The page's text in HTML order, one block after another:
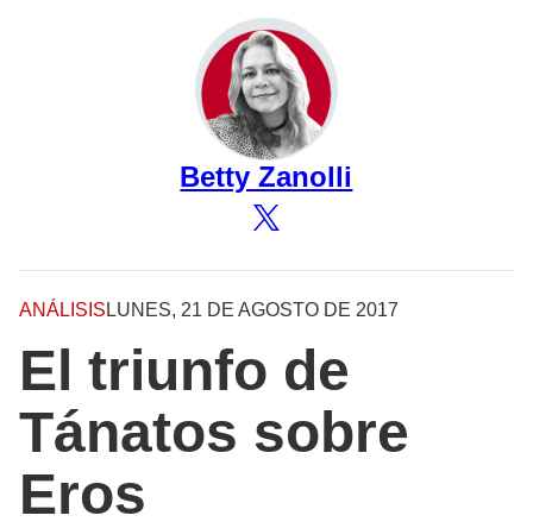
Betty Zanolli
ANÁLISIS LUNES, 21 DE AGOSTO DE 2017
El triunfo de
Tánatos sobre
Eros